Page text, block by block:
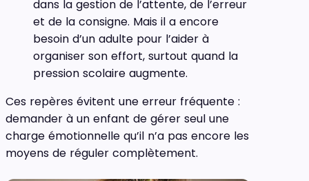
dans la gestion de l’attente, de l’erreur
et de la consigne. Mais il a encore
besoin d’un adulte pour l’aider à
organiser son effort, surtout quand la
pression scolaire augmente.
Ces repères évitent une erreur fréquente :
demander à un enfant de gérer seul une
charge émotionnelle qu’il n’a pas encore les
moyens de réguler complètement.